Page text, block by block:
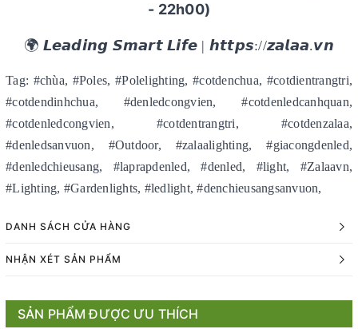
- 22h00)
🌍 𝙇𝙚𝙖𝙙𝙞𝙣𝙜 𝙎𝙢𝙖𝙧𝙩 𝙇𝙞𝙛𝙚 | 𝙝𝙩𝙩𝙥𝙨://𝙯𝙖𝙡𝙖𝙖.𝙫𝙣
Tag: #chùa, #Poles, #Polelighting, #cotdenchua, #cotdientrangtri,
#cotdendinhchua, #denledcongvien, #cotdenledcanhquan,
#cotdenledcongvien, #cotdentrangtri, #cotdenzalaa,
#denledsanvuon, #Outdoor, #zalaalighting, #giacongdenled,
#denledchieusang, #laprapdenled, #denled, #light, #Zalaavn,
#Lighting, #Gardenlights, #ledlight, #denchieusangsanvuon,
DANH SÁCH CỬA HÀNG
NHẬN XÉT SẢN PHẨM
SẢN PHẨM ĐƯỢC ƯU THÍCH